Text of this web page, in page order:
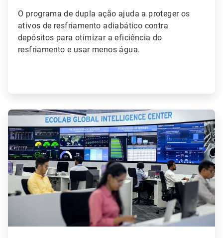
O programa de dupla ação ajuda a proteger os
ativos de resfriamento adiabático contra
depósitos para otimizar a eficiência do
resfriamento e usar menos água.
ArticleTile
de
4